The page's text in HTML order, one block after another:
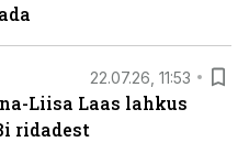
22.07.26, 11:53
Liisa Laas lahkus
ridadest